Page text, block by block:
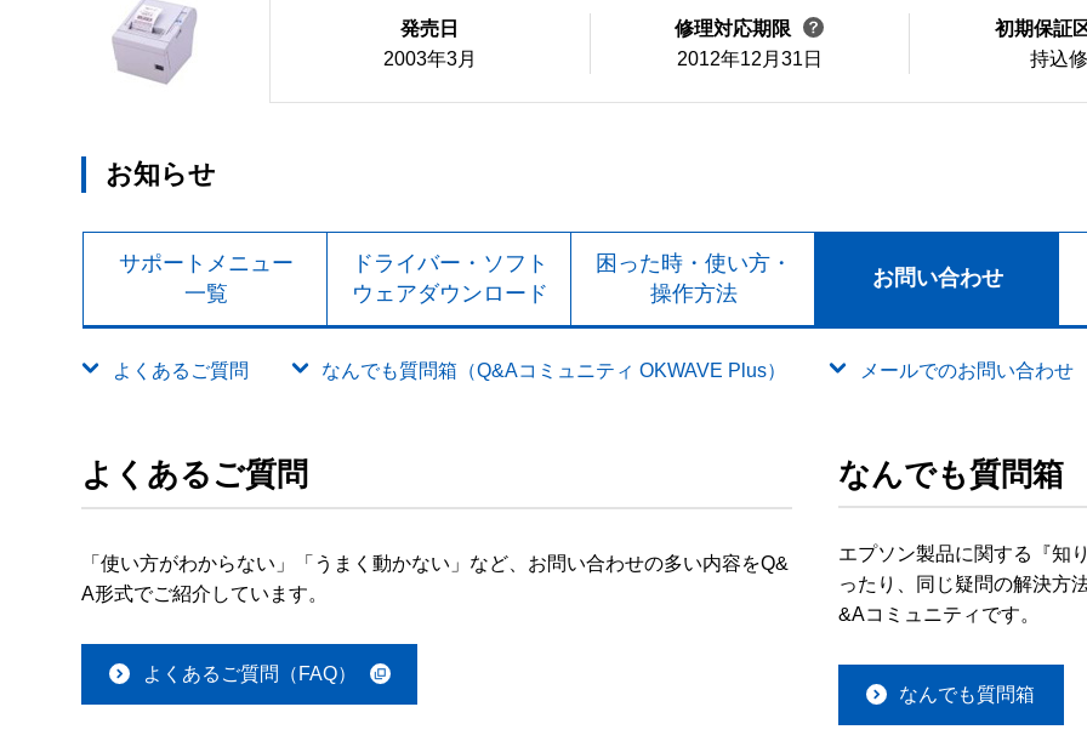
発売日
2003年3月
修理対応期限
2012年12月31日
初期保証
持込
お知らせ
サポートメニュー
一覧
ドライバー・ソフト
ウェアダウンロード
困った時・使い方・
操作方法
お問い合わせ
よくあるご質問 なんでも質問箱（Q&Aコミュニティ OKWAVE Plus） メールでのお問い合わせ
よくあるご質問
「使い方がわからない」「うまく動かない」など、お問い合わせの多い内容をQ&
A形式でご紹介しています。
よくあるご質問（FAQ）
なんでも質問箱
エプソン製品に関する『知
ったり、同じ疑問の解決方
&Aコミュニティです。
なんでも質問箱